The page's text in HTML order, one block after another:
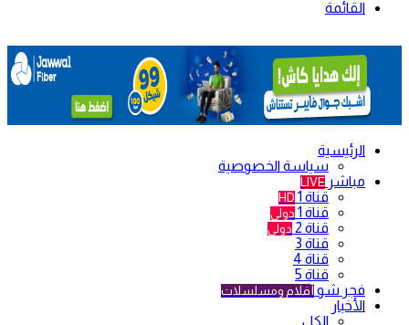
القائمة
الرئيسية
سياسة الخصوصية
مباشر LIVE
قناة 1 HD
قناة 1 دولي
قناة 2 دولي
قناة 3
قناة 4
قناة 5
فجر شو أفلام ومسلسلات
الأخبار
الكل